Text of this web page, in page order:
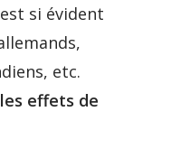
si évident
etc.
effets de